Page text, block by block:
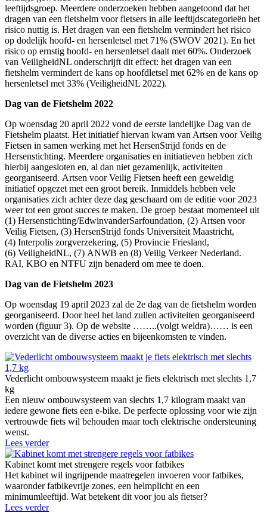
leeftijdsgroep. Meerdere onderzoeken hebben aangetoond dat het
dragen van een fietshelm voor fietsers in alle leeftijdscategorieën het
risico nuttig is. Het dragen van een fietshelm vermindert het risico
op dodelijk hoofd- en hersenletsel met 71% (SWOV 2021). En het
risico op ernstig hoofd- en hersenletsel daalt met 60%. Onderzoek
van VeiligheidNL onderschrijft dit effect: het dragen van een
fietshelm vermindert de kans op hoofdletsel met 62% en de kans op
hersenletsel met 33% (VeiligheidNL 2022).
Dag van de Fietshelm 2022
Op woensdag 20 april 2022 vond de eerste landelijke Dag van de
Fietshelm plaatst. Het initiatief hiervan kwam van Artsen voor Veilig
Fietsen in samen werking met het HersenStrijd fonds en de
Hersenstichting. Meerdere organisaties en initiatieven hebben zich
hierbij aangesloten en, al dan niet gezamenlijk, activiteiten
georganiseerd. Artsen voor Veilig Fietsen heeft een geweldig
initiatief opgezet met een groot bereik. Inmiddels hebben vele
organisaties zich achter deze dag geschaard om de editie voor 2023
weer tot een groot succes te maken. De groep bestaat momenteel uit
(1) Hersenstichting/EdwinvanderSarfoundation, (2) Artsen voor
Veilig Fietsen, (3) HersenStrijd fonds Universiteit Maastricht,
(4) Interpolis zorgverzekering, (5) Provincie Friesland,
(6) VeiligheidNL, (7) ANWB en (8) Veilig Verkeer Nederland.
RAI, KBO en NTFU zijn benaderd om mee te doen.
Dag van de Fietshelm 2023
Op woensdag 19 april 2023 zal de 2e dag van de fietshelm worden
georganiseerd. Door heel het land zullen activiteiten georganiseerd
worden (figuur 3). Op de website ……..(volgt weldra)…… is een
overzicht van de diverse acties en bijeenkomsten te vinden.
Vederlicht ombouwsysteem maakt je fiets elektrisch met slechts 1,7
kg
Een nieuw ombouwsysteem van slechts 1,7 kilogram maakt van
iedere gewone fiets een e-bike. De perfecte oplossing voor wie zijn
vertrouwde fiets wil behouden maar toch elektrische ondersteuning
wenst.
Lees verder
Kabinet komt met strengere regels voor fatbikes
Het kabinet wil ingrijpende maatregelen invoeren voor fatbikes,
waaronder fatbikevrije zones, een helmplicht en een
minimumleeftijd. Wat betekent dit voor jou als fietser?
Lees verder